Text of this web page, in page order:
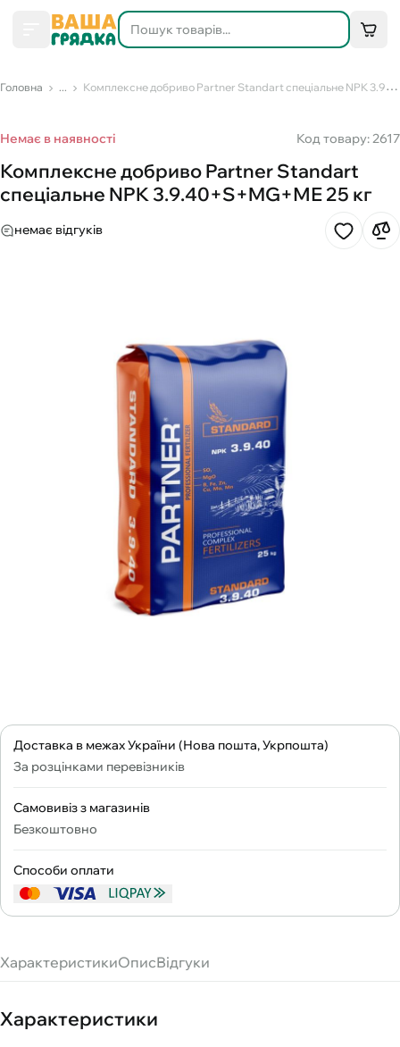
Головна ... Комплексне добриво Partner Standart спеціальне NPK 3.9.40+S+MG+МЕ 25 кг
Немає в наявності Код товару: 2617
Комплексне добриво Partner Standart
спеціальне NPK 3.9.40+S+MG+МЕ 25 кг
немає відгуків
Доставка в межах України (Нова пошта, Укрпошта)
За розцінками перевізників
Самовивіз з магазинів
Безкоштовно
Способи оплати
ХарактеристикиОписВідгуки
Характеристики